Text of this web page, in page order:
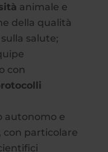
animale e
della qualità
salute;
con
autonomo e
particolare